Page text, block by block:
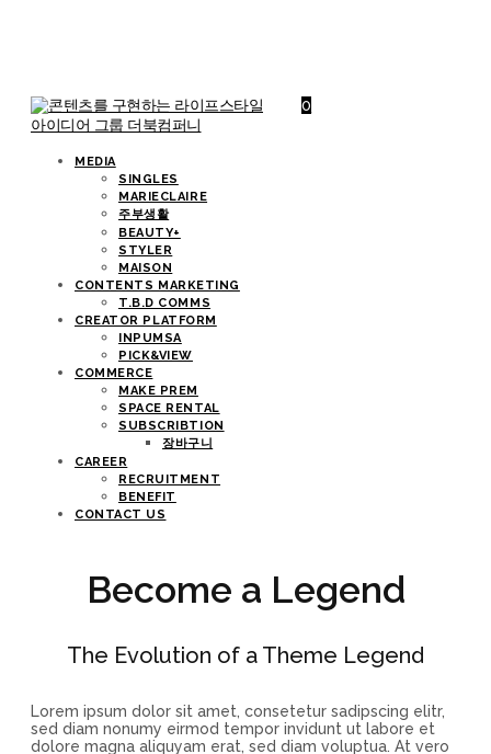
0
MEDIA
SINGLES
MARIECLAIRE
주부생활
BEAUTY+
STYLER
MAISON
CONTENTS MARKETING
T.B.D COMMS
CREATOR PLATFORM
INPUMSA
PICK&VIEW
COMMERCE
MAKE PREM
SPACE RENTAL
SUBSCRIBTION
장바구니
CAREER
RECRUITMENT
BENEFIT
CONTACT US
Become a Legend
The Evolution of a Theme Legend
Lorem ipsum dolor sit amet, consetetur sadipscing elitr,
sed diam nonumy eirmod tempor invidunt ut labore et
dolore magna aliquyam erat, sed diam voluptua. At vero